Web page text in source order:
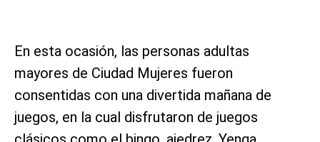
En esta ocasión, las personas adultas
mayores de Ciudad Mujeres fueron
consentidas con una divertida mañana de
juegos, en la cual disfrutaron de juegos